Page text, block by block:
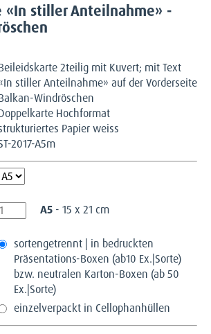
«In stiller Anteilnahme» -
2teilig mit Kuvert; mit Text
stiller Anteilnahme» auf der Vorderseite
Windröschen
Hochformat
Papier weiss
2017-A5m
A5 - 15 x 21 cm
sortengetrennt | in bedruckten
Präsentations-Boxen (ab10 Ex.|Sorte)
bzw. neutralen Karton-Boxen (ab 50
Ex.|Sorte)
einzelverpackt in Cellophanhüllen